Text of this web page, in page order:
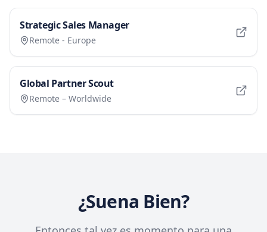
Strategic Sales Manager
Remote - Europe
Global Partner Scout
Remote – Worldwide
¿Suena Bien?